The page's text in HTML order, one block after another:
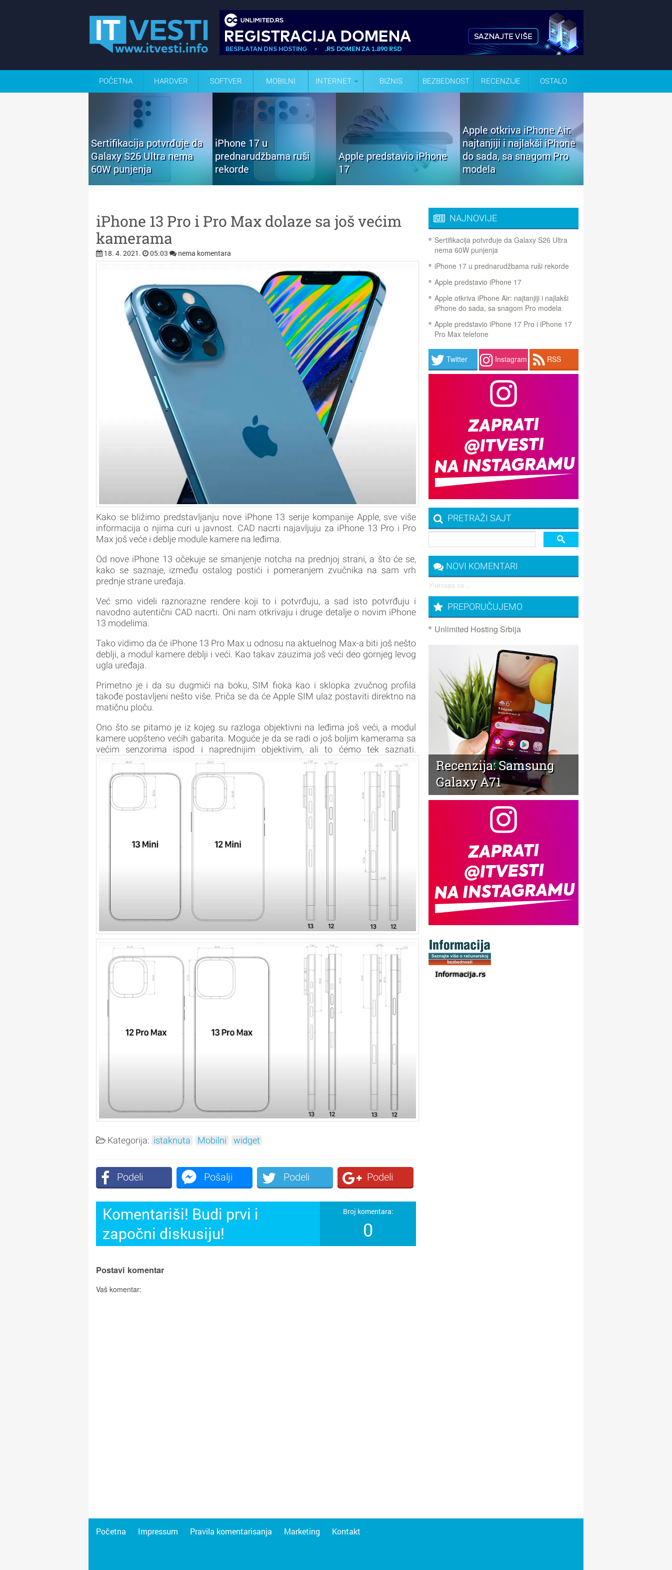
POČETNA HARDVER SOFTVER MOBILNI INTERNET BIZNIS BEZBEDNOST RECENZIJE OSTALO
Sertifikacija potvrđuje da
Galaxy S26 Ultra nema
60W punjenja
iPhone 17 u
prednarudžbama ruši
rekorde
Apple predstavio iPhone
17
Apple otkriva iPhone Air:
najtanjiji i najlakši iPhone
do sada, sa snagom Pro
modela
iPhone 13 Pro i Pro Max dolaze sa još većim
kamerama
18. 4. 2021. 05:03 nema komentara
Kako se bližimo predstavljanju nove iPhone 13 serije kompanije Apple, sve više
informacija o njima curi u javnost. CAD nacrti najavljuju za iPhone 13 Pro i Pro
Max još veće i deblje module kamere na leđima.
Od nove iPhone 13 očekuje se smanjenje notcha na prednjoj strani, a što će se,
kako se saznaje, između ostalog postići i pomeranjem zvučnika na sam vrh
prednje strane uređaja.
Već smo videli raznorazne rendere koji to i potvrđuju, a sad isto potvrđuju i
navodno autentični CAD nacrti. Oni nam otkrivaju i druge detalje o novim iPhone
13 modelima.
Tako vidimo da će iPhone 13 Pro Max u odnosu na aktuelnog Max-a biti još nešto
deblji, a modul kamere deblji i veći. Kao takav zauzima još veći deo gornjeg levog
ugla uređaja.
Primetno je i da su dugmići na boku, SIM fioka kao i sklopka zvučnog profila
takođe postavljeni nešto više. Priča se da će Apple SIM ulaz postaviti direktno na
matičnu ploču.
Ono što se pitamo je iz kojeg su razloga objektivni na leđima još veći, a modul
kamere uopšteno većih gabarita. Moguće je da se radi o još boljim kamerama sa
većim senzorima ispod i naprednijim objektivim, ali to ćemo tek saznati.
Kategorija: istaknuta Mobilni widget
Podeli Pošalji Podeli Podeli
Komentariši! Budi prvi i
započni diskusiju!
Broj komentara:
0
Postavi komentar
Vaš komentar:
NAJNOVIJE
Sertifikacija potvrđuje da Galaxy S26 Ultra
nema 60W punjenja
iPhone 17 u prednarudžbama ruši rekorde
Apple predstavio iPhone 17
Apple otkriva iPhone Air: najtanjiji i najlakši
iPhone do sada, sa snagom Pro modela
Apple predstavio iPhone 17 Pro i iPhone 17
Pro Max telefone
Twitter Instagram RSS
PRETRAŽI SAJT
NOVI KOMENTARI
Учитава се...
PREPORUČUJEMO
Unlimited Hosting Srbija
Recenzija: Samsung
Galaxy A71
Početna Impressum Pravila komentarisanja Marketing Kontakt